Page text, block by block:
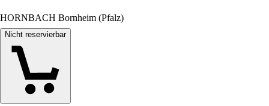
HORNBACH Bornheim (Pfalz)
Nicht reservierbar